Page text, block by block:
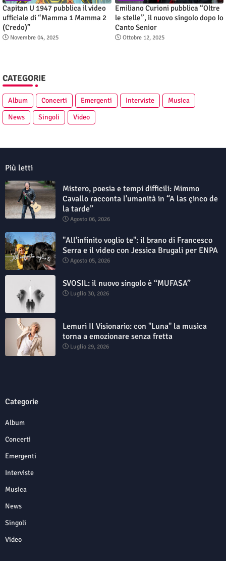
Capitan U 1947 pubblica il video
ufficiale di “Mamma 1 Mamma 2
(Credo)”
Novembre 04, 2025
Emiliano Curioni pubblica “Oltre
le stelle”, il nuovo singolo dopo Io
Canto Senior
Ottobre 12, 2025
CATEGORIE
Album Concerti Emergenti Interviste
Musica
News
Singoli Video
Più letti
Mistero, poesia e tempi difficili: Mimmo
Cavallo racconta l'umanità in “A las çinco de
la tarde”
Agosto 06, 2026
"All'infinito voglio te": il brano di Francesco
Serra e il video con Jessica Brugali per ENPA
Agosto 05, 2026
SVOSIL: il nuovo singolo è “MUFASA”
Luglio 30, 2026
Lemuri Il Visionario: con "Luna" la musica
torna a emozionare senza fretta
Luglio 29, 2026
Categorie
Album
Concerti
Emergenti
Interviste
Musica
News
Singoli
Video